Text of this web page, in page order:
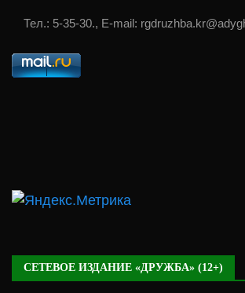
Тел.: 5-35-30., E-mail:
СЕТЕВОЕ ИЗДАНИЕ «ДРУЖБА» (12+)